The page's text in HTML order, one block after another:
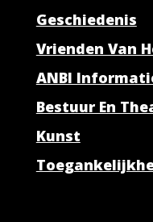
Geschiedenis
Vrienden Van
ANBI
Bestuur En
Kunst